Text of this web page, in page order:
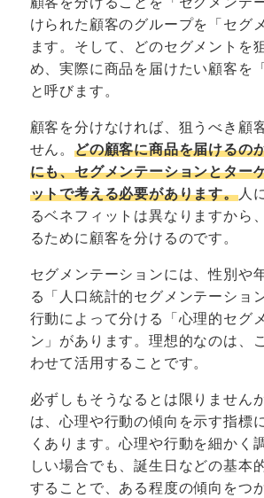
けられた顧客のグループを「セグ
ます。そして、どのセグメントを
め、実際に商品を届けたい顧客を
と呼びます。
顧客を分けなければ、狙うべき顧
せん。 どの顧客に商品を届けるの
にも、セグメンテーションとター
ットで考える必要があります。人
るベネフィットは異なりますから
るために顧客を分けるのです。
セグメンテーションには、性別や
る「人口統計的セグメンテーショ
行動によって分ける「心理的セグ
ン」があります。理想的なのは、
わせて活用することです。
必ずしもそうなるとは限りません
は、心理や行動の傾向を示す指標
くあります。心理や行動を細かく
しい場合でも、誕生日などの基本
することで、ある程度の傾向をつ